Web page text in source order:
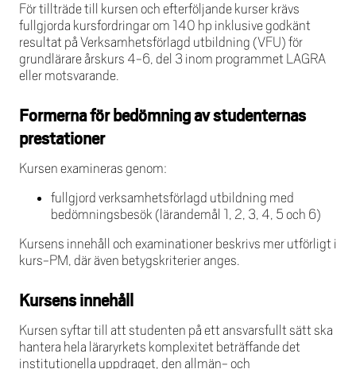
För tillträde till kursen och efterföljande kurser krävs
fullgjorda kursfordringar om 140 hp inklusive godkänt
resultat på Verksamhetsförlagd utbildning (VFU) för
grundlärare årskurs 4-6, del 3 inom programmet LAGRA
eller motsvarande.
Formerna för bedömning av studenternas
prestationer
Kursen examineras genom:
fullgjord verksamhetsförlagd utbildning med
bedömningsbesök (lärandemål 1, 2, 3, 4, 5 och 6)
Kursens innehåll och examinationer beskrivs mer utförligt i
kurs-PM, där även betygskriterier anges.
Kursens innehåll
Kursen syftar till att studenten på ett ansvarsfullt sätt ska
hantera hela läraryrkets komplexitet beträffande det
institutionella uppdraget, den allmän- och